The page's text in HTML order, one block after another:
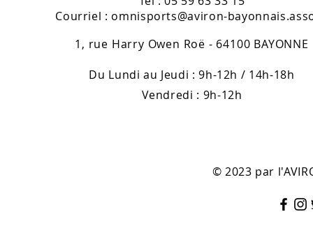
Courriel : omnisports@aviron-
1, rue Harry Owen Roë - 64100 BAYONNE
Du Lundi au Jeudi : 9h-12h / 14h-18h
Vendredi : 9h-12h
© 2023 par